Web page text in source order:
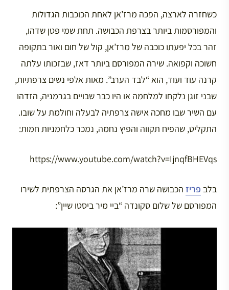
כשחזרה לארצה, הפכה מרז’אן לאחת הכוכבות הגדולות
והמפורסמות ביותר בצרפת הכבושה. תחת שמי פטן שדהו,
זהר בכל יפעתו כוכבה של מרז’אן, קול של חום ואור בתקופה
חשוכה וקפואה. שירה המפורסם ביותר דאז, שבזכותו עלתה
קרנה עוד ועוד, הוא “לבד הערב”. מאות אלפי נשים צרפתיות,
שבני זוגן נלקחו למלחמה או היו כבר שבויים בגרמניה, הזדהו
עם השיר שבו מחכה אישה צרפתיה לבעלה וחולמת על שובו.
התקליט, שהפיח תקווה והפיץ נחמה, נמכר כלחמניות חמות:
https://www.youtube.com/watch?v=IjnqfBHEVqs
בלב פריז הכבושה שרה מרז’אן את הגרסה הצרפתית לשירו
המפורסם של שלום סקונדה “ביי מיר ביסטו שיין”: